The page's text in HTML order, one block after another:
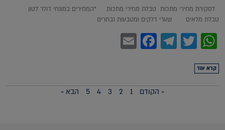
לסקירת מחירי מתכות טבלת מחירי מתכות *המחירים במונחי דולר לטון
טבלת מלאים שערי דלקים ומטבעות נבחרים
WhatsApp
Twitter
Telegram
Facebook
קרא עוד
« הקודם 1
2
3
4
5 הבא »